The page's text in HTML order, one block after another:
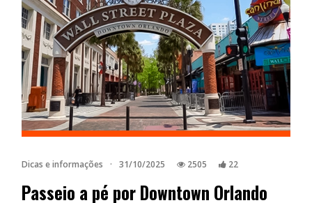
Dicas e informações · 31/10/2025 2505 22
Passeio a pé por Downtown Orlando